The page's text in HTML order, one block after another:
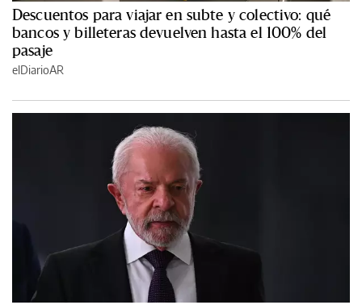
Descuentos para viajar en subte y colectivo: qué
bancos y billeteras devuelven hasta el 100% del
pasaje
elDiarioAR